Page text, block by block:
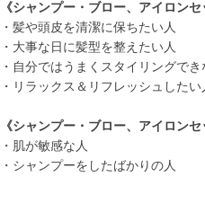
《シャンプー・ブロー、アイロンセ
・髪や頭皮を清潔に保ちたい人
・大事な日に髪型を整えたい人
・自分ではうまくスタイリングでき
・リラックス＆リフレッシュしたい
《シャンプー・ブロー、アイロン
・肌が敏感な人
・シャンプーをしたばかりの人